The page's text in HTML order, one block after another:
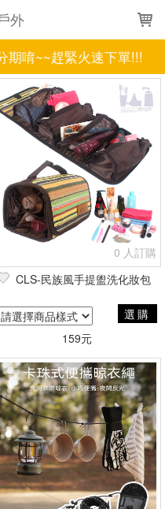
外
~~趕緊火速下單!!!
藍黑
藍
夜幕黑
咖哩
卡其
軍綠
0 人訂購
CLS-民族風手提盥洗化妝包
選購
159元